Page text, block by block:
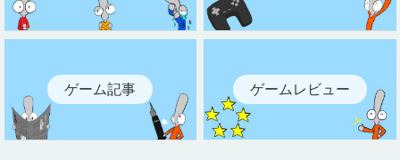
ゲーム記事 ゲームレビュー